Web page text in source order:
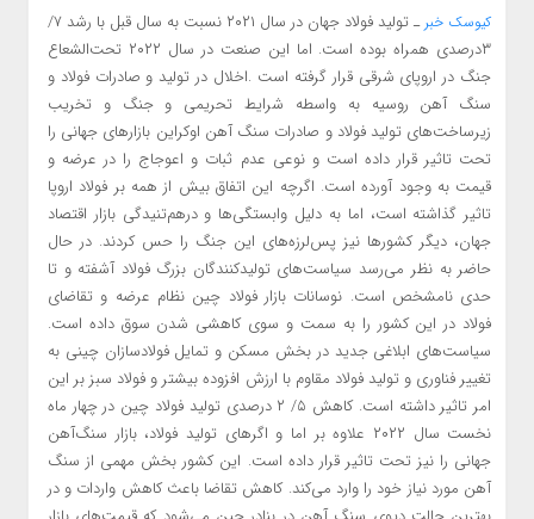
کیوسک خبر
ـ تولید فولاد جهان در سال ۲۰۲۱ نسبت به سال قبل با رشد ۷/
۳درصدی همراه بوده است. اما این صنعت در سال ۲۰۲۲ تحت‌الشعاع
جنگ در اروپای شرقی قرار گرفته است .اخلال در تولید و صادرات فولاد و
سنگ آهن روسیه به واسطه شرایط تحریمی ‌و جنگ و تخریب
زیرساخت‌های تولید فولاد و صادرات سنگ آهن اوکراین بازارهای جهانی را
تحت تاثیر قرار داده است و نوعی عدم ثبات و اعوجاج را در عرضه و
قیمت به وجود آورده است. اگرچه این اتفاق بیش از همه بر فولاد اروپا
تاثیر گذاشته است، اما به دلیل وابستگی‌ها و درهم‌تنیدگی بازار اقتصاد
جهان، دیگر کشورها نیز پس‌لرزه‌های این جنگ را حس کردند. در حال
حاضر به نظر می‌رسد سیاست‌های تولیدکنندگان بزرگ فولاد آشفته و تا
حدی نامشخص است. نوسانات بازار فولاد چین نظام عرضه و تقاضای
فولاد در این کشور را به سمت و سوی کاهشی شدن سوق داده است.
سیاست‌های ابلاغی جدید در بخش مسکن و تمایل فولادسازان چینی به
تغییر فناوری و تولید فولاد مقاوم با ارزش افزوده بیشتر و فولاد سبز بر این
امر تاثیر داشته است. کاهش ۵/ ۲ درصدی تولید فولاد چین در چهار ماه
نخست سال ۲۰۲۲ علاوه بر اما و اگرهای تولید فولاد، بازار سنگ‌آهن
جهانی را نیز تحت تاثیر قرار داده است. این کشور بخش مهمی ‌از سنگ
آهن مورد نیاز خود را وارد می‌کند. کاهش تقاضا باعث کاهش واردات و در